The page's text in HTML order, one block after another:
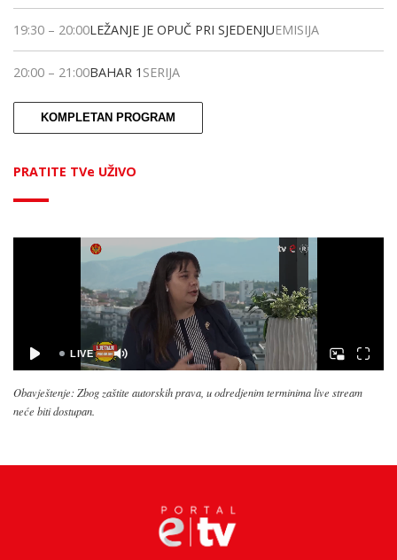
19:30 – 20:00LEŽANJE JE OPUČ PRI SJEDENJUEMISIJA
20:00 – 21:00BAHAR 1 SERIJA
KOMPLETAN PROGRAM
PRATITE TVe UŽIVO
Obavještenje: Zbog zaštite autorskih prava, u odredjenim terminima live stream
neće biti dostupan.